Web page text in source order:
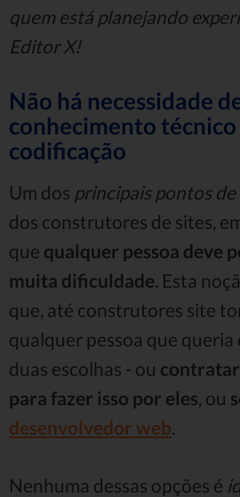
quem está planejando
Editor X!
Não há necessidade
conhecimento técnico
codificação
Um dos principais pontos
dos construtores de sites,
que qualquer pessoa deve
muita dificuldade. Esta
que, até construtores site
qualquer pessoa que
duas escolhas - ou
para fazer isso por eles, ou
desenvolvedor web.
Nenhuma dessas opções é